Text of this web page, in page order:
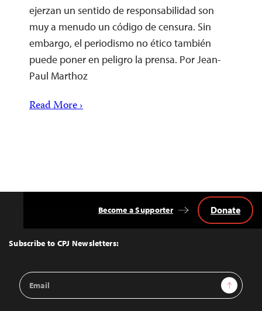
ejerzan un sentido de responsabilidad son
muy a menudo un código de censura. Sin
embargo, el periodismo no ético también
puede poner en peligro la prensa. Por Jean-
Paul Marthoz
Read More ›
Top
Subscribe to CPJ Newsletters:
Email
Address
Sign Up
Become a Supporter Donate